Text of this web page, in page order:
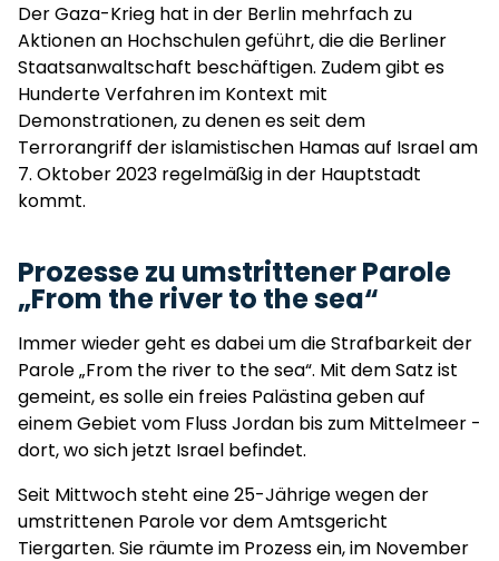
Der Gaza-Krieg hat in der Berlin mehrfach zu
Aktionen an Hochschulen geführt, die die Berliner
Staatsanwaltschaft beschäftigen. Zudem gibt es
Hunderte Verfahren im Kontext mit
Demonstrationen, zu denen es seit dem
Terrorangriff der islamistischen Hamas auf Israel am
7. Oktober 2023 regelmäßig in der Hauptstadt
kommt.
Prozesse zu umstrittener Parole
„From the river to the sea“
Immer wieder geht es dabei um die Strafbarkeit der
Parole „From the river to the sea“. Mit dem Satz ist
gemeint, es solle ein freies Palästina geben auf
einem Gebiet vom Fluss Jordan bis zum Mittelmeer -
dort, wo sich jetzt Israel befindet.
Seit Mittwoch steht eine 25-Jährige wegen der
umstrittenen Parole vor dem Amtsgericht
Tiergarten. Sie räumte im Prozess ein, im November